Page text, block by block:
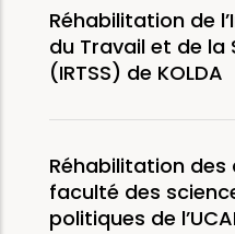
Réhabilitation de
du Travail et de la
(IRTSS) de KOLDA
Réhabilitation des
faculté des
politiques de